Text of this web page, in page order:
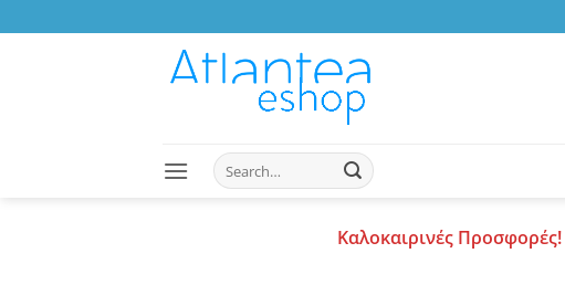
to
Search
for:
Καλοκαιρινές Προσφορές!